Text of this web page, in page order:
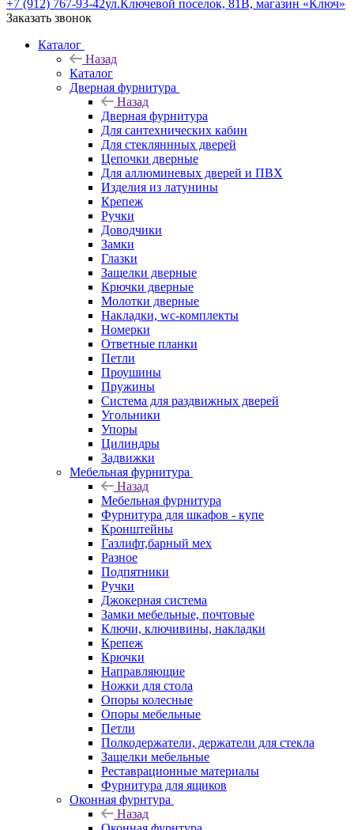
+7 (912) 767-93-42ул.Ключевой поселок, 81В, магазин «Ключ»
Заказать звонок
Каталог
Назад
Каталог
Дверная фурнитура
Назад
Дверная фурнитура
Для сантехнических кабин
Для стекляннных дверей
Цепочки дверные
Для аллюминевых дверей и ПВХ
Изделия из латунины
Крепеж
Ручки
Доводчики
Замки
Глазки
Защелки дверные
Крючки дверные
Молотки дверные
Накладки, wc-комплекты
Номерки
Ответные планки
Петли
Проушины
Пружины
Система для раздвижных дверей
Угольники
Упоры
Цилиндры
Задвижки
Мебельная фурнитура
Назад
Мебельная фурнитура
Фурнитура для шкафов - купе
Кронштейны
Газлифт,барный мех
Разное
Подпятники
Ручки
Джокерная система
Замки мебельные, почтовые
Ключи, ключивины, накладки
Крепеж
Крючки
Направляющие
Ножки для стола
Опоры колесные
Опоры мебельные
Петли
Полкодержатели, держатели для стекла
Защелки мебельные
Реставрационные материалы
Фурнитура для ящиков
Оконная фурнтура
Назад